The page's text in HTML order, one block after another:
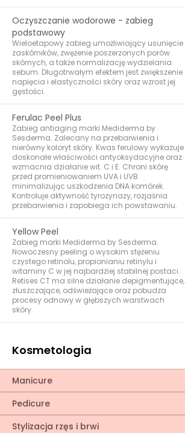
Oczyszczanie wodorowe - zabieg
podstawowy
Wieloetapowy zabieg umożliwiający usunięcie
zaskórników, zwężenie poszerzonych porów
skórnych, a także normalizację wydzielania
sebum. Długotrwałym efektem jest zwiększenie
napięcia i elastyczności skóry oraz wzrost jej
gęstości.
Ferulac Peel Plus
Zabieg antiaging marki Mediderma by
Sesderma. Zalecany na przebarwienia i
nierówny koloryt skóry. Kwas ferulowy wykazuje
doskonałe właściwości antyoksydacyjne oraz
wzmacnia działanie wit. C i E. Chroni skórę
przed promieniowaniem UVA i UVB
minimalizując uszkodzenia DNA komórek.
Kontroluje aktywność tyrozynazy, rozjaśnia
przebarwienia i zapobiega ich powstawaniu.
Yellow Peel
Zabieg marki Mediderma by Sesderma.
Nowoczesny peeling o wysokim stężeniu
czystego retinolu, propionianiu retinylu i
witaminy C w jej najbardziej stabilnej postaci.
Retises CT ma silne działanie depigmentujące,
złuszczające, odświeżające oraz pobudza
procesy odnowy w głębszych warstwach
skóry.
Kosmetologia
Manicure
Pedicure
Stylizacja rzęs i brwi